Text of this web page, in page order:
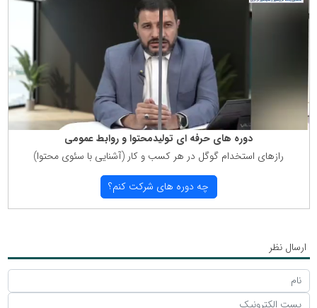
دوره های حرفه ای تولیدمحتوا و روابط عمومی
رازهای استخدام گوگل در هر كسب و كار (آشنایی با سئوی محتوا)
چه دوره های شركت كنم؟
ارسال نظر